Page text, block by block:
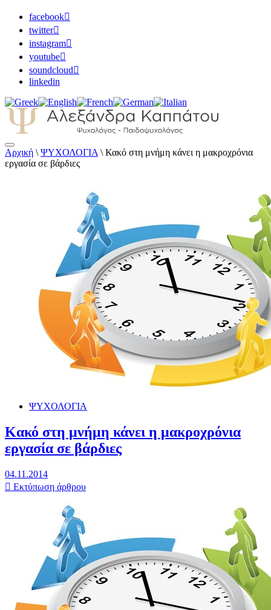
facebook
twitter
instagram
youtube
soundcloud
linkedin
Αλεξάνδρα Καππάτου Ψυχολόγος –
Παιδοψυχολόγος
Αρχική \ ΨΥΧΟΛΟΓΙΑ \ Κακό στη μνήμη κάνει η μακροχρόνια
εργασία σε βάρδιες
ΨΥΧΟΛΟΓΙΑ
Κακό στη μνήμη κάνει η μακροχρόνια
εργασία σε βάρδιες
04.11.2014
Εκτύπωση άρθρου